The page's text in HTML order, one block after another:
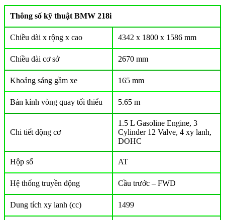
Thông số kỹ thuật BMW 218i
Chiều dài x rộng x cao 4342 x 1800 x 1586 mm
Chiều dài cơ sở 2670 mm
Khoảng sáng gầm xe 165 mm
Bán kính vòng quay tối thiểu 5.65 m
Chi tiết động cơ
1.5 L Gasoline Engine, 3
Cylinder 12 Valve, 4 xy lanh,
DOHC
Hộp số AT
Hệ thống truyền động Cầu trước – FWD
Dung tích xy lanh (cc) 1499